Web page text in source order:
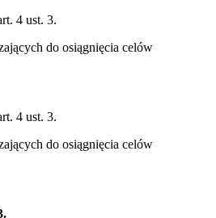
4 ust. 3.
do osiągnięcia celów
4 ust. 3.
do osiągnięcia celów